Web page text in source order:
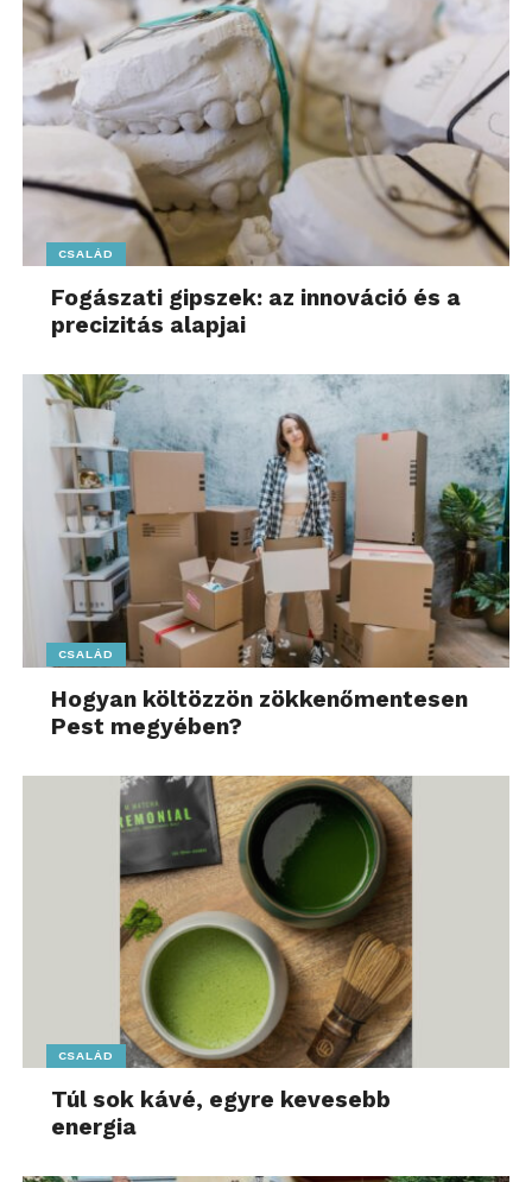
CSALÁD
Fogászati gipszek: az innováció és a
precizitás alapjai
CSALÁD
Hogyan költözzön zökkenőmentesen
Pest megyében?
CSALÁD
Túl sok kávé, egyre kevesebb
energia